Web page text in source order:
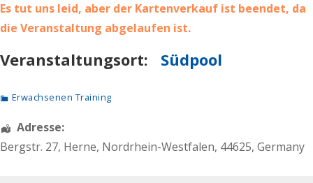
Es tut uns leid, aber der Kartenverkauf ist beendet, da
die Veranstaltung abgelaufen ist.
Veranstaltungsort: Südpool
Erwachsenen Training
Adresse:
Bergstr. 27, Herne, Nordrhein-Westfalen, 44625, Germany